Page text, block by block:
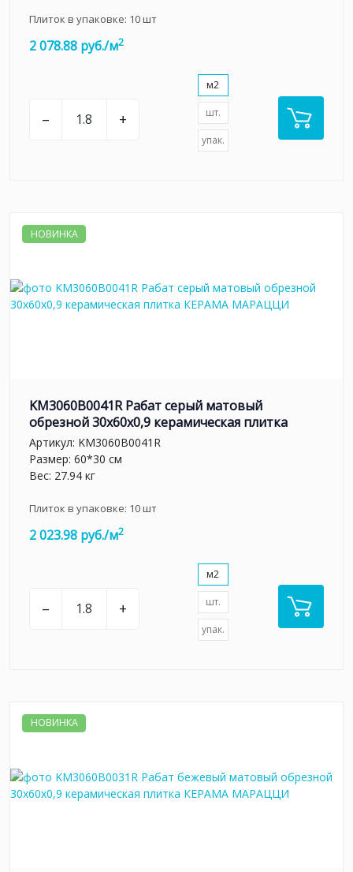
Плиток в упаковке: 10шт
2 078.88 руб./м2
– +
м2
шт.
упак.
НОВИНКА
KM3060B0041R Рабат серый матовый
обрезной 30x60x0,9 керамическая плитка
Артикул: KM3060B0041R
Размер: 60*30 см
Вес: 27.94 кг
Плиток в упаковке: 10шт
2 023.98 руб./м2
– +
м2
шт.
упак.
НОВИНКА